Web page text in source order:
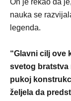
On je rekao da
nauka se
legenda.
“Glavni cilj ove
svetog bratstva
pukoj
željela da